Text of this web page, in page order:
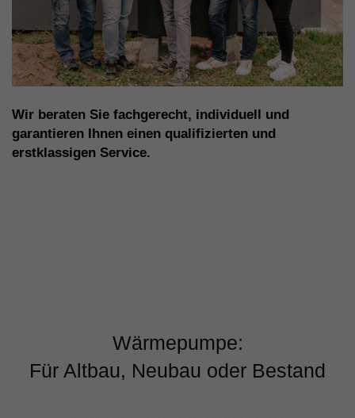
Wir beraten Sie fachgerecht, individuell und
garantieren Ihnen einen qualifizierten und
erstklassigen Service.
Wärmepumpe:
Für Altbau, Neubau oder Bestand